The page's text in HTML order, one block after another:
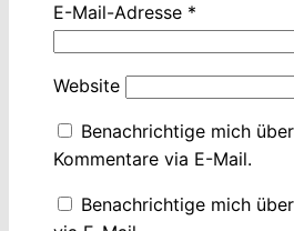
E-Mail-Adresse *
Website
Benachrichtige mich
Kommentare via E-Mail.
Benachrichtige mich